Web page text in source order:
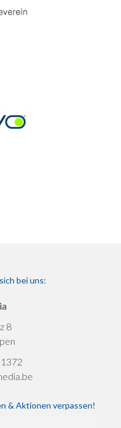
bei uns:
8
& Aktionen verpassen!